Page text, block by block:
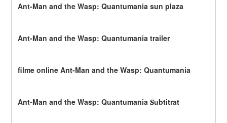
Ant-Man and the Wasp: Quantumania sun plaza
Ant-Man and the Wasp: Quantumania trailer
filme online Ant-Man and the Wasp: Quantumania
Ant-Man and the Wasp: Quantumania 𝐒ubtitrat